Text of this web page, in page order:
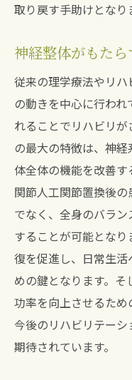
取り戻す手助けとなり
神経整体がもた
従来の理学療法やリ
の動きを中心に行わ
れることでリハビリ
の最大の特徴は、神経
体全体の機能を改善
関節人工関節置換後
でなく、全身のバラ
することが可能とな
復を促進し、日常生
めの鍵となります。
功率を向上させるため
今後のリハビリテー
期待されています。